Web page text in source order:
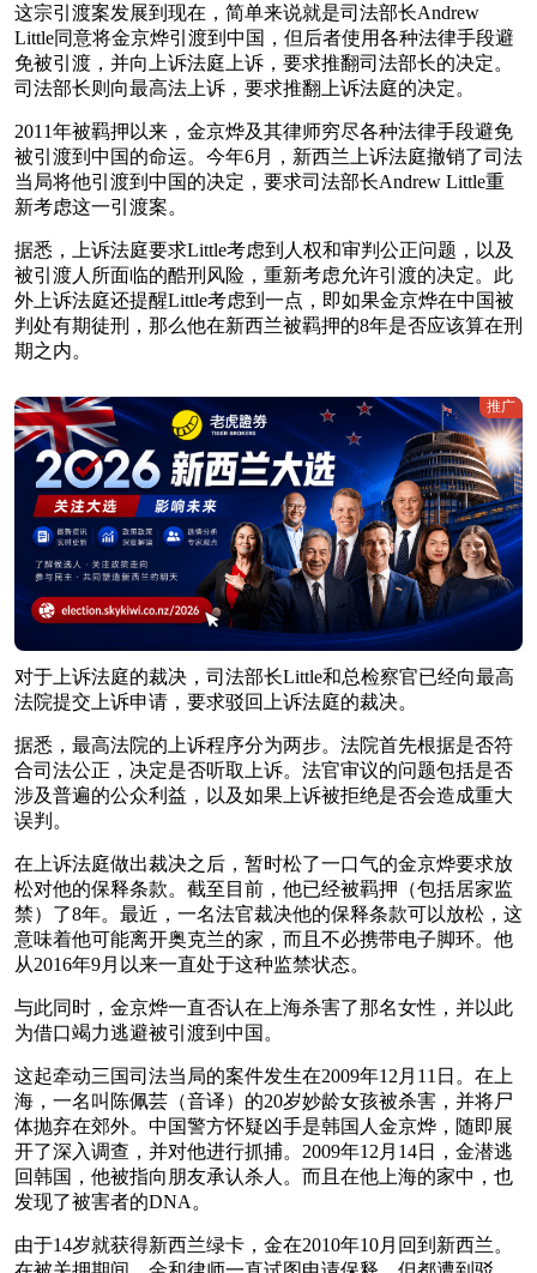
这宗引渡案发展到现在，简单来说就是司法部长Andrew
Little同意将金京烨引渡到中国，但后者使用各种法律手段避
免被引渡，并向上诉法庭上诉，要求推翻司法部长的决定。
司法部长则向最高法上诉，要求推翻上诉法庭的决定。
2011年被羁押以来，金京烨及其律师穷尽各种法律手段避免
被引渡到中国的命运。今年6月，新西兰上诉法庭撤销了司法
当局将他引渡到中国的决定，要求司法部长Andrew Little重
新考虑这一引渡案。
据悉，上诉法庭要求Little考虑到人权和审判公正问题，以及
被引渡人所面临的酷刑风险，重新考虑允许引渡的决定。此
外上诉法庭还提醒Little考虑到一点，即如果金京烨在中国被
判处有期徒刑，那么他在新西兰被羁押的8年是否应该算在刑
期之内。
推广
对于上诉法庭的裁决，司法部长Little和总检察官已经向最高
法院提交上诉申请，要求驳回上诉法庭的裁决。
据悉，最高法院的上诉程序分为两步。法院首先根据是否符
合司法公正，决定是否听取上诉。法官审议的问题包括是否
涉及普遍的公众利益，以及如果上诉被拒绝是否会造成重大
误判。
在上诉法庭做出裁决之后，暂时松了一口气的金京烨要求放
松对他的保释条款。截至目前，他已经被羁押（包括居家监
禁）了8年。最近，一名法官裁决他的保释条款可以放松，这
意味着他可能离开奥克兰的家，而且不必携带电子脚环。他
从2016年9月以来一直处于这种监禁状态。
与此同时，金京烨一直否认在上海杀害了那名女性，并以此
为借口竭力逃避被引渡到中国。
这起牵动三国司法当局的案件发生在2009年12月11日。在上
海，一名叫陈佩芸（音译）的20岁妙龄女孩被杀害，并将尸
体抛弃在郊外。中国警方怀疑凶手是韩国人金京烨，随即展
开了深入调查，并对他进行抓捕。2009年12月14日，金潜逃
回韩国，他被指向朋友承认杀人。而且在他上海的家中，也
发现了被害者的DNA。
由于14岁就获得新西兰绿卡，金在2010年10月回到新西兰。